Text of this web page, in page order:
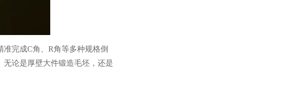
完成C角、R角等多种规格倒
论是厚壁大件锻造毛坯，还是